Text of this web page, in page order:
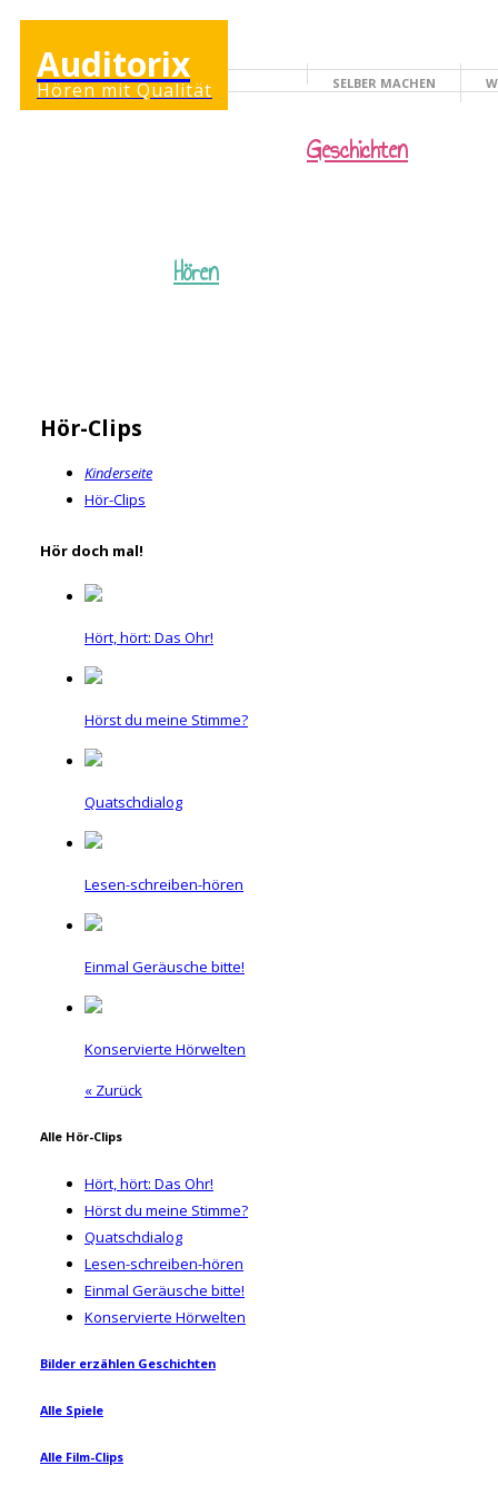
Auditorix
Hören mit Qualität KINDERSEITE
SELBER MACHEN
Hören
Geschichten
Hör-Clips
Kinderseite
Hör-Clips
Hör doch mal!
Hört, hört: Das Ohr!
Hörst du meine Stimme?
Quatschdialog
Lesen-schreiben-hören
Einmal Geräusche bitte!
Konservierte Hörwelten
« Zurück
Alle Hör-Clips
Hört, hört: Das Ohr!
Hörst du meine Stimme?
Quatschdialog
Lesen-schreiben-hören
Einmal Geräusche bitte!
Konservierte Hörwelten
Bilder erzählen Geschichten
Alle Spiele
Alle Film-Clips